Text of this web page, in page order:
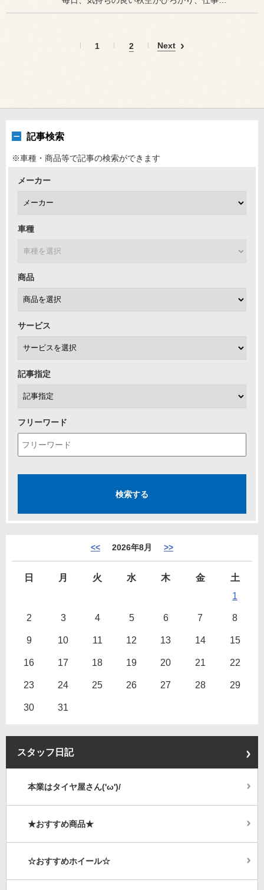
1 2 Next
記事検索
※車種・商品等で記事の検索ができます
メーカー
車種
商品
サービス
記事指定
フリーワード
<< 2026年8月 >>
日 月 火 水 木 金
土
1
2 3 4 5 6 7 8
9 10 11 12 13 14 15
16 17 18 19 20 21 22
23 24 25 26 27 28 29
30 31
スタッフ日記
本業はタイヤ屋さん('ω')/
★おすすめ商品★
☆おすすめホイール☆